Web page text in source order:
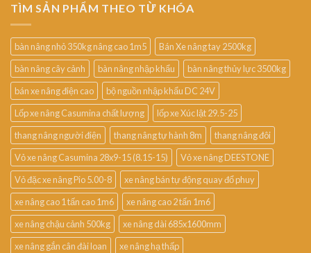
TÌM SẢN PHẨM THEO TỪ KHÓA
bàn nâng nhỏ 350kg nâng cao 1m5
Bán Xe nâng tay 2500kg
bàn nâng cây cảnh
bàn nâng nhập khẩu
bàn nâng thủy lực 3500kg
bán xe nâng điện cao
bộ nguồn nhập khẩu DC 24V
Lốp xe nâng Casumina chất lượng
lốp xe Xúc lật 29.5-25
thang nâng người điện
thang nâng tự hành 8m
thang nâng đôi
Vỏ xe nâng Casumina 28x9-15 (8.15-15)
Vỏ xe nâng DEESTONE
Vỏ đặc xe nâng Pio 5.00-8
xe nâng bán tự động quay đổ phuy
xe nâng cao 1 tấn cao 1m6
xe nâng cao 2 tấn 1m6
xe nâng chậu cảnh 500kg
xe nâng dài 685x1600mm
xe nâng gắn cân đài loan
xe nâng hạ thấp